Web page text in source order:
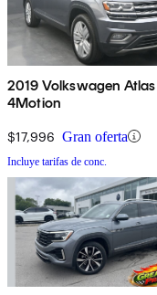
2019 Volkswagen Atlas
4Motion
$17,996 Gran oferta
Incluye tarifas de conc.